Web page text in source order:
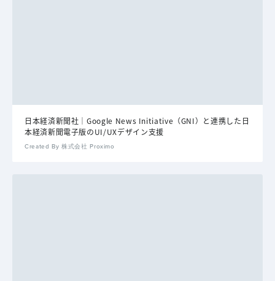
日本経済新聞社｜Google News Initiative（GNI）と連携した日
本経済新聞電子版のUI/UXデザイン支援
Created By 株式会社 Proximo